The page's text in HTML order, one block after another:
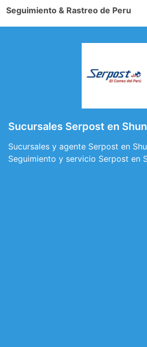
Seguimiento & Rastreo de Peru
Sucursales Serpost en
Sucursales y agente Serpost en
Seguimiento y servicio Serpost en